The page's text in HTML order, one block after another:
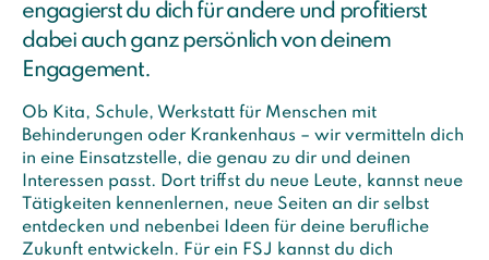
engagierst du dich für andere und profitierst
dabei auch ganz persönlich von deinem
Engagement.
Ob Kita, Schule, Werkstatt für Menschen mit
Behinderungen oder Krankenhaus – wir vermitteln dich
in eine Einsatzstelle, die genau zu dir und deinen
Interessen passt. Dort triffst du neue Leute, kannst neue
Tätigkeiten kennenlernen, neue Seiten an dir selbst
entdecken und nebenbei Ideen für deine berufliche
Zukunft entwickeln. Für ein FSJ kannst du dich